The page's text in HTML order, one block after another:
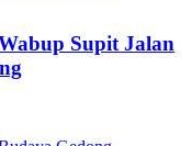
Supit Jalan